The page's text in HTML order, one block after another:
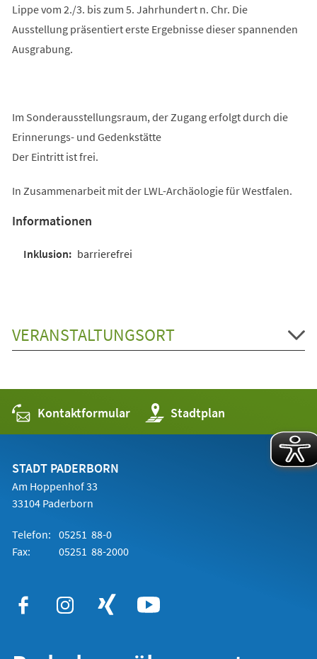
Lippe vom 2./3. bis zum 5. Jahrhundert n. Chr. Die
Ausstellung präsentiert erste Ergebnisse dieser spannenden
Ausgrabung.
Im Sonderausstellungsraum, der Zugang erfolgt durch die
Erinnerungs- und Gedenkstätte
Der Eintritt ist frei.
In Zusammenarbeit mit der LWL-Archäologie für Westfalen.
Informationen
barrierefrei
VERANSTALTUNGSORT
Kontaktformular Stadtplan
(Öffnet
in
einem
STADT PADERBORN
Am Hoppenhof 33
33104 Paderborn
Telefon: 05251 88-0
Fax:
05251 88-2000